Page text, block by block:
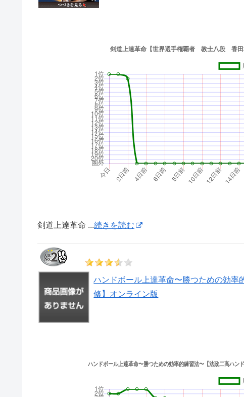
剣道上達革命 ...続きを読む
ハンドボール上達革命〜勝つための効
修】オンライン版